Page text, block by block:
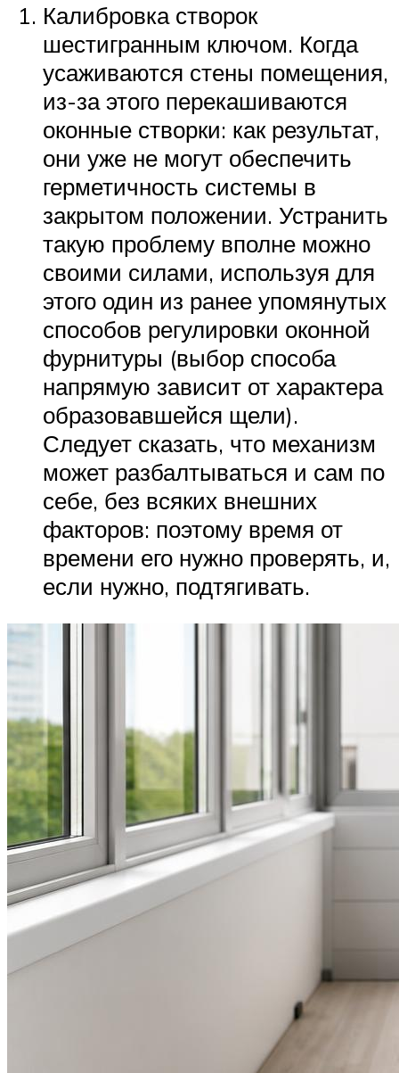
Калибровка створок
шестигранным ключом. Когда
усаживаются стены помещения,
из-за этого перекашиваются
оконные створки: как результат,
они уже не могут обеспечить
герметичность системы в
закрытом положении. Устранить
такую проблему вполне можно
своими силами, используя для
этого один из ранее упомянутых
способов регулировки оконной
фурнитуры (выбор способа
напрямую зависит от характера
образовавшейся щели).
Следует сказать, что механизм
может разбалтываться и сам по
себе, без всяких внешних
факторов: поэтому время от
времени его нужно проверять, и,
если нужно, подтягивать.